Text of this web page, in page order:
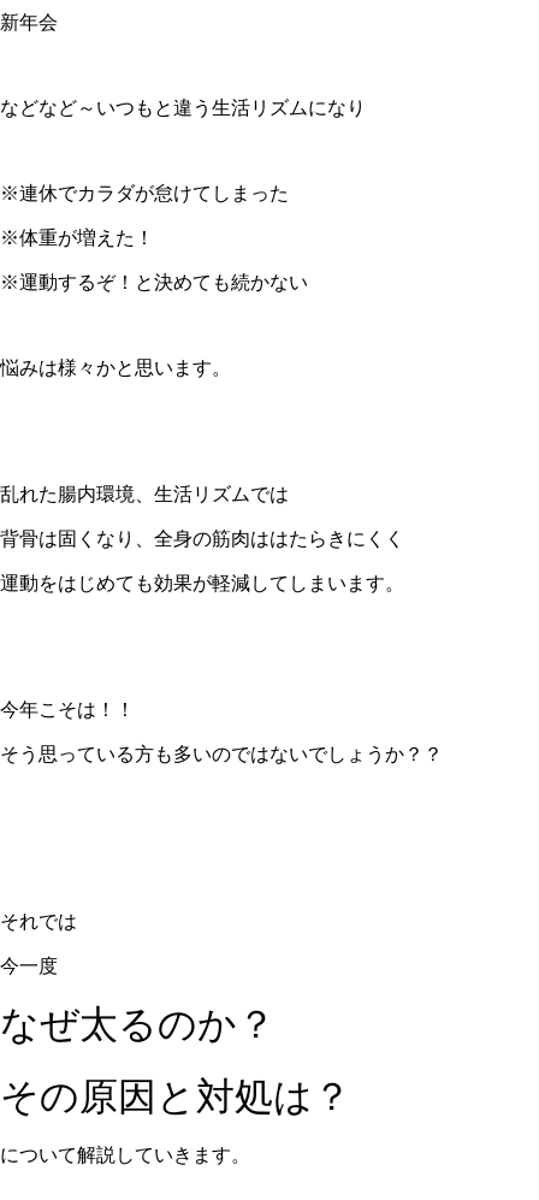
新年会
などなど～いつもと違う生活リズムになり
※連休でカラダが怠けてしまった
※体重が増えた！
※運動するぞ！と決めても続かない
悩みは様々かと思います。
乱れた腸内環境、生活リズムでは
背骨は固くなり、全身の筋肉ははたらきにくく
運動をはじめても効果が軽減してしまいます。
今年こそは！！
そう思っている方も多いのではないでしょうか？？
それでは
今一度
なぜ太るのか？
その原因と対処は？
について解説していきます。